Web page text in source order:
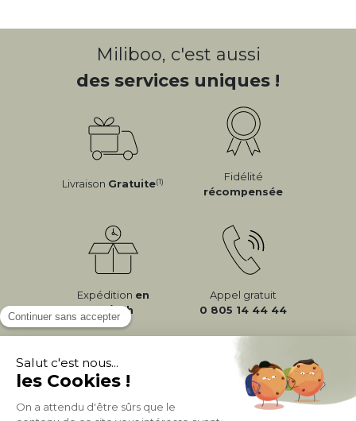
Miliboo, c'est aussi
des services uniques !
Livraison Gratuite(1)
Fidélité
récompensée
Expédition en
24/72h
Appel gratuit
0 805 14 44 44
À PROPOS DE MILIBOO